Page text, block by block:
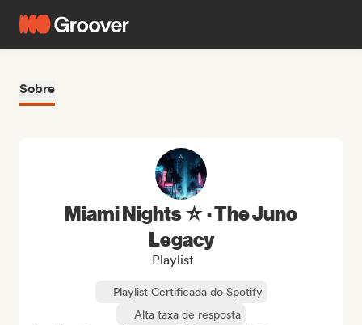
Sobre
Miami Nights ☆ · The Juno
Legacy
Playlist
Playlist Certificada do Spotify
Alta taxa de resposta